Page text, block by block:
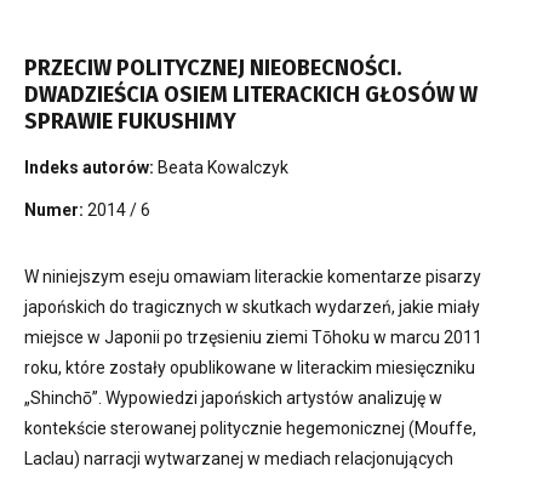
PRZECIW POLITYCZNEJ NIEOBECNOŚCI.
DWADZIEŚCIA OSIEM LITERACKICH GŁOSÓW W
SPRAWIE FUKUSHIMY
Indeks autorów: Beata Kowalczyk
Numer: 2014 / 6
W niniejszym eseju omawiam literackie komentarze pisarzy
japońskich do tragicznych w skutkach wydarzeń, jakie miały
miejsce w Japonii po trzęsieniu ziemi Tōhoku w marcu 2011
roku, które zostały opublikowane w literackim miesięczniku
„Shinchō”. Wypowiedzi japońskich artystów analizuję w
kontekście sterowanej politycznie hegemonicznej (Mouffe,
Laclau) narracji wytwarzanej w mediach relacjonujących